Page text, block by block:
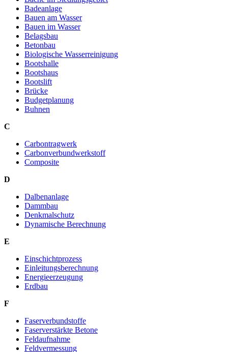
Badeanlage
Bauen am Wasser
Bauen im Wasser
Belagsbau
Betonbau
Biologische Wasserreinigung
Bootshalle
Bootshaus
Bootslift
Brücke
Budgetplanung
Buhnen
C
Carbontragwerk
Carbonverbundwerkstoff
Composite
D
Dalbenanlage
Dammbau
Denkmalschutz
Dynamische Berechnung
E
Einschichtprozess
Einleitungsberechnung
Energieerzeugung
Erdbau
F
Faserverbundstoffe
Faserverstärkte Betone
Feldaufnahme
Feldvermessung